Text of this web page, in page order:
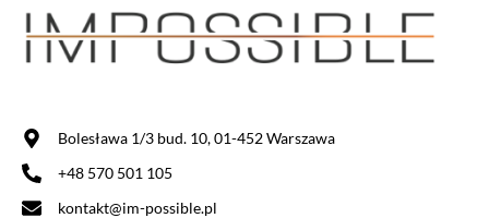
Bolesława 1/3 bud. 10, 01-452 Warszawa
+48 570 501 105
kontakt@im-possible.pl